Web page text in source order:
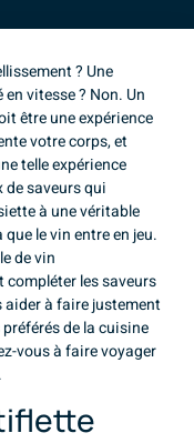
? Une
vitesse ? Non. Un
être une expérience
votre corps, et
telle expérience
saveurs qui
à une véritable
le vin entre en jeu.
de vin
les saveurs
aider à faire justement
de la cuisine
vous à faire voyager